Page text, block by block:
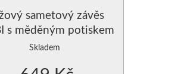
sametový závěs
s měděným potiskem
Skladem